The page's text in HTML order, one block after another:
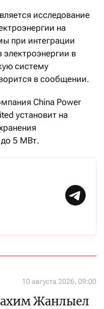
исследование
на
при интеграции
в
систему
в сообщении.
China Power
установит на
5 МВт.
10 августа 2026, 09:00
Жанлыел